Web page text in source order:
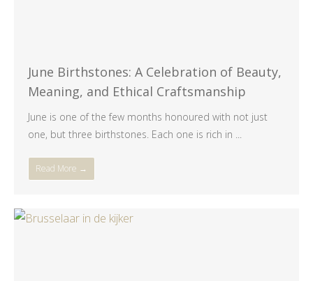
June Birthstones: A Celebration of Beauty,
Meaning, and Ethical Craftsmanship
June is one of the few months honoured with not just
one, but three birthstones. Each one is rich in ...
Read More →